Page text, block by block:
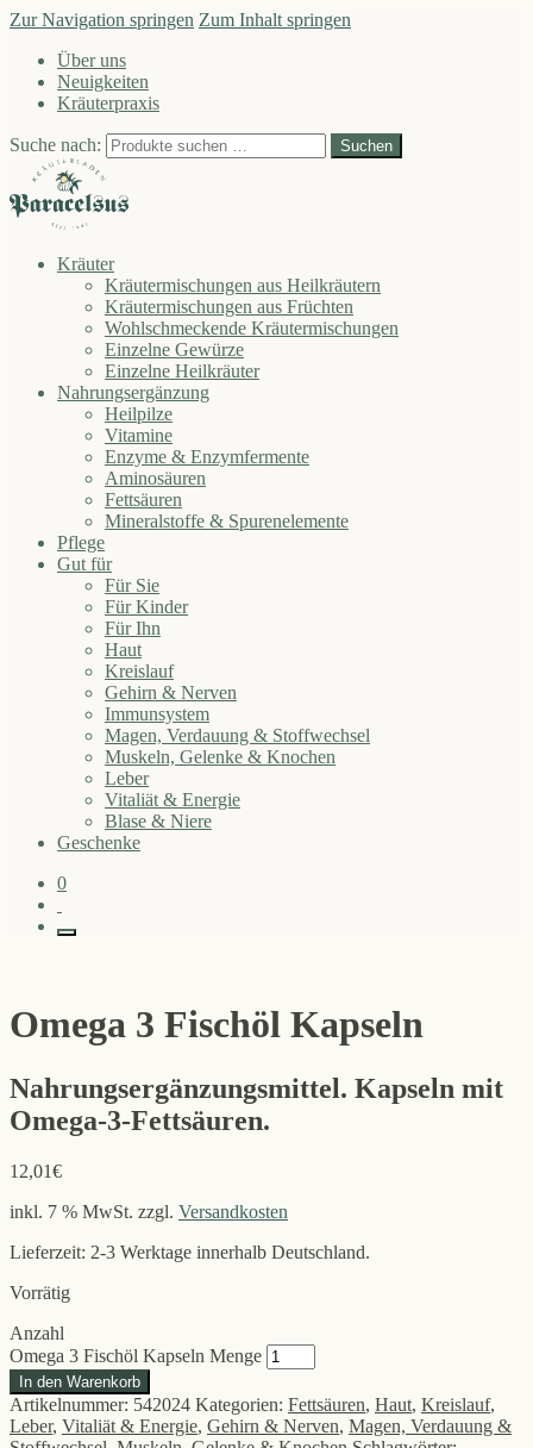
Zur Navigation springen Zum Inhalt springen
Über uns
Neuigkeiten
Kräuterpraxis
Suche nach: Suchen
Kräuter
Kräutermischungen aus Heilkräutern
Kräutermischungen aus Früchten
Wohlschmeckende Kräutermischungen
Einzelne Gewürze
Einzelne Heilkräuter
Nahrungsergänzung
Heilpilze
Vitamine
Enzyme & Enzymfermente
Aminosäuren
Fettsäuren
Mineralstoffe & Spurenelemente
Pflege
Gut für
Für Sie
Für Kinder
Für Ihn
Haut
Kreislauf
Gehirn & Nerven
Immunsystem
Magen, Verdauung & Stoffwechsel
Muskeln, Gelenke & Knochen
Leber
Vitaliät & Energie
Blase & Niere
Geschenke
0
Omega 3 Fischöl Kapseln
Nahrungsergänzungsmittel. Kapseln mit
Omega-3-Fettsäuren.
12,01€
inkl. 7 % MwSt. zzgl. Versandkosten
Lieferzeit: 2-3 Werktage innerhalb Deutschland.
Vorrätig
Anzahl
Omega 3 Fischöl Kapseln Menge
In den Warenkorb
Artikelnummer: 542024 Kategorien: Fettsäuren, Haut, Kreislauf,
Leber, Vitaliät & Energie, Gehirn & Nerven, Magen, Verdauung &